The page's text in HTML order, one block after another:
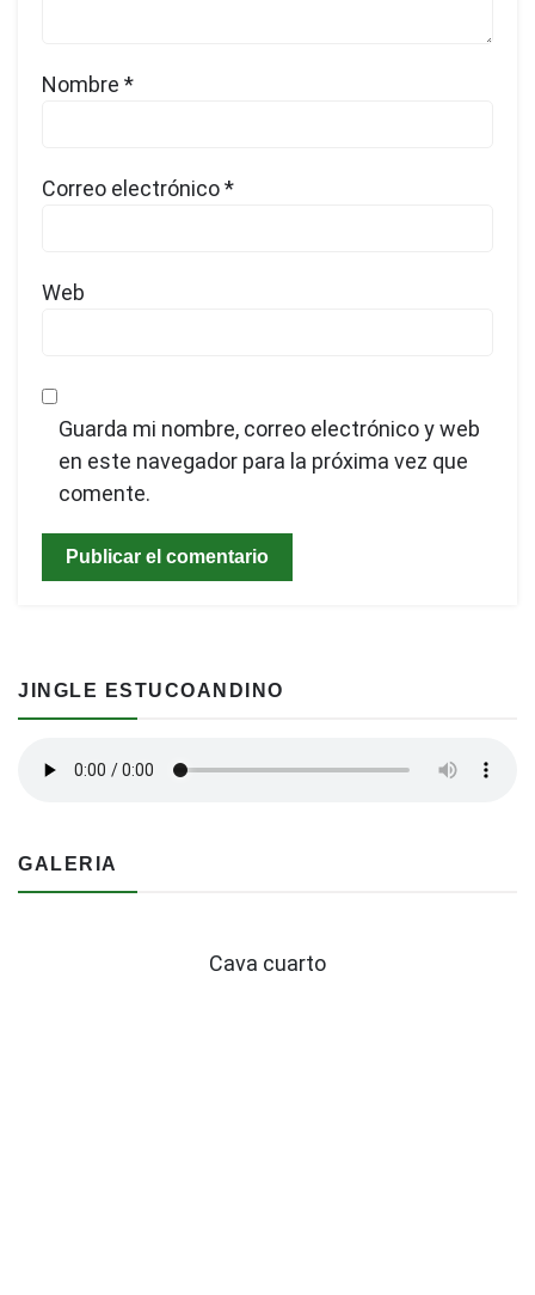
Nombre *
Correo electrónico*
Web
Guarda mi nombre, correo electrónico y web
en este navegador para la próxima vez que
comente.
JINGLE ESTUCOANDINO
GALERIA
Cava cuarto